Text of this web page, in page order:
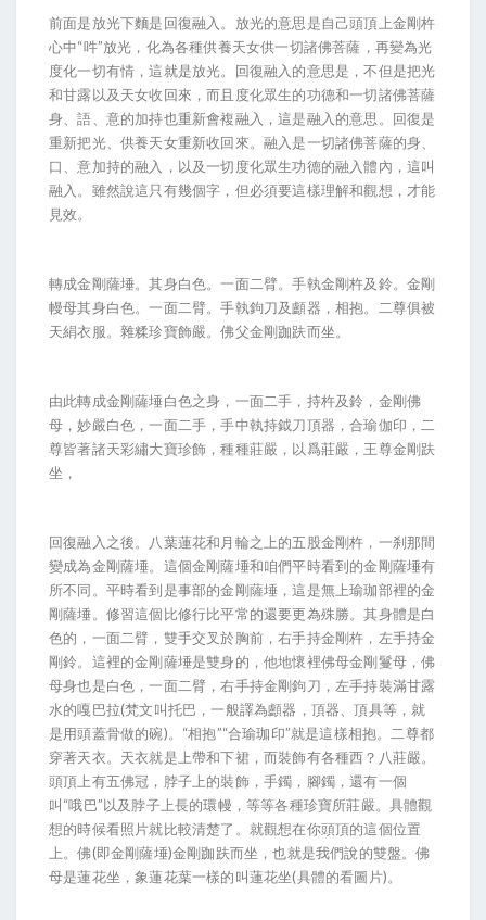
前面是放光下麵是回復融入。放光的意思是自己頭頂上金剛杵
心中“吽”放光，化為各種供養天女供一切諸佛菩薩，再變為光
度化一切有情，這就是放光。回復融入的意思是，不但是把光
和甘露以及天女收回來，而且度化眾生的功德和一切諸佛菩薩
身、語、意的加持也重新會複融入，這是融入的意思。回復是
重新把光、供養天女重新收回來。融入是一切諸佛菩薩的身、
口、意加持的融入，以及一切度化眾生功德的融入體內，這叫
融入。雖然說這只有幾個字，但必須要這樣理解和觀想，才能
見效。
轉成金剛薩埵。其身白色。一面二臂。手執金剛杵及鈴。金剛
幔母其身白色。一面二臂。手執鉤刀及顱器，相抱。二尊俱被
天絹衣服。雜糅珍寶飾嚴。佛父金剛跏趺而坐。
由此轉成金剛薩埵白色之身，一面二手，持杵及鈴，金剛佛
母，妙嚴白色，一面二手，手中執持鉞刀頂器，合瑜伽印，二
尊皆著諸天彩繡大寶珍飾，種種莊嚴，以爲莊嚴，王尊金剛趺
坐，
回復融入之後。八葉蓮花和月輪之上的五股金剛杵，一刹那間
變成為金剛薩埵。這個金剛薩埵和咱們平時看到的金剛薩埵有
所不同。平時看到是事部的金剛薩埵，這是無上瑜珈部裡的金
剛薩埵。修習這個比修行比平常的還要更為殊勝。其身體是白
色的，一面二臂，雙手交叉於胸前，右手持金剛杵，左手持金
剛鈴。這裡的金剛薩埵是雙身的，他地懷裡佛母金剛鬘母，佛
母身也是白色，一面二臂，右手持金剛鉤刀，左手持裝滿甘露
水的嘎巴拉(梵文叫托巴，一般譯為顱器，頂器、頂具等，就
是用頭蓋骨做的碗)。“相抱”“合瑜珈印”就是這樣相抱。二尊都
穿著天衣。天衣就是上帶和下裙，而裝飾有各種西？八莊嚴。
頭頂上有五佛冠，脖子上的裝飾，手鐲，腳鐲，還有一個
叫“哦巴”以及脖子上長的環幔，等等各種珍寶所莊嚴。具體觀
想的時候看照片就比較清楚了。就觀想在你頭頂的這個位置
上。佛(即金剛薩埵)金剛跏趺而坐，也就是我們說的雙盤。佛
母是蓮花坐，象蓮花葉一樣的叫蓮花坐(具體的看圖片)。